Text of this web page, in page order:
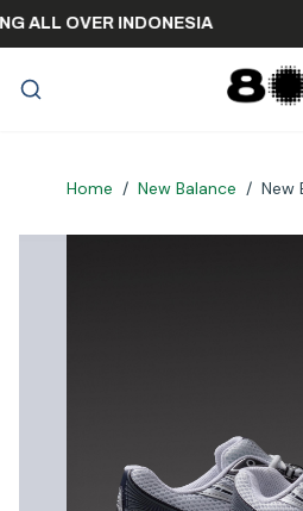
ALL OVER INDONESIA
Home / New Balance / New